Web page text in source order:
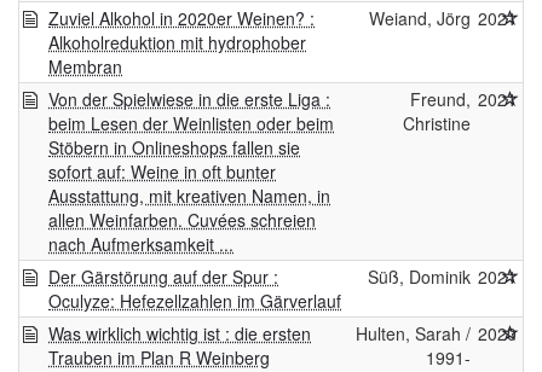
Zuviel Alkohol in 2020er Weinen? :
Alkoholreduktion mit hydrophober
Membran
Weiand, Jörg 2021
Von der Spielwiese in die erste Liga :
beim Lesen der Weinlisten oder beim
Stöbern in Onlineshops fallen sie
sofort auf: Weine in oft bunter
Ausstattung, mit kreativen Namen, in
allen Weinfarben. Cuvées schreien
nach Aufmerksamkeit ...
Freund,
Christine
2021
Der Gärstörung auf der Spur :
Oculyze: Hefezellzahlen im Gärverlauf
Süß, Dominik 2021
Was wirklich wichtig ist : die ersten
Trauben im Plan R Weinberg
Hulten, Sarah /
1991-
2020